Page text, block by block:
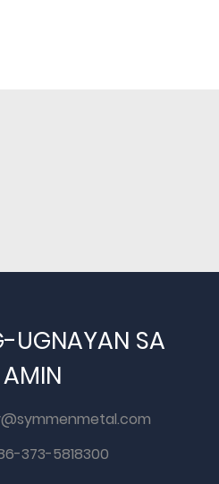
UGNAYAN SA
AMIN
373-5818300